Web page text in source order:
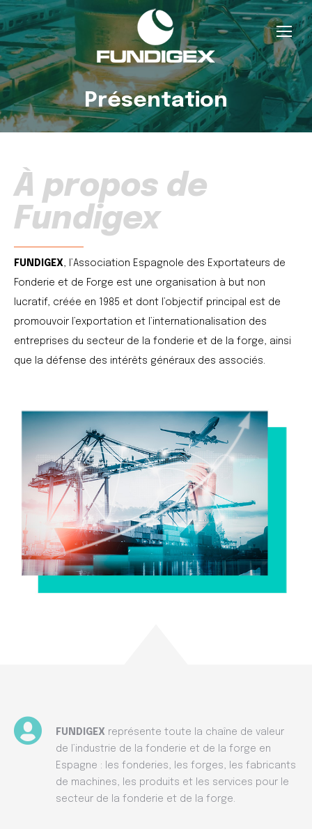
Présentation
À propos de
Fundigex
FUNDIGEX, l’Association Espagnole des Exportateurs de
Fonderie et de Forge est une organisation à but non
lucratif, créée en 1985 et dont l’objectif principal est de
promouvoir l’exportation et l’internationalisation des
entreprises du secteur de la fonderie et de la forge, ainsi
que la défense des intérêts généraux des associés.
FUNDIGEX représente toute la chaîne de valeur
de l’industrie de la fonderie et de la forge en
Espagne : les fonderies, les forges, les fabricants
de machines, les produits et les services pour le
secteur de la fonderie et de la forge.